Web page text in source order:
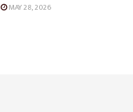
MAY 28, 2026